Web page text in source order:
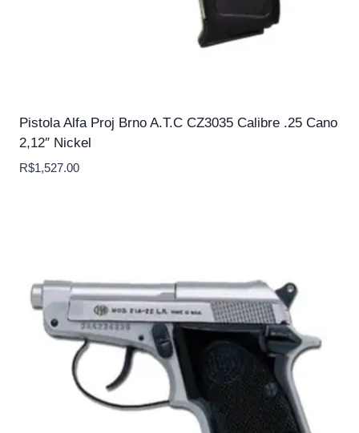
Pistola Alfa Proj Brno A.T.C CZ3035 Calibre .25 Cano
2,12″ Nickel
R$1,527.00